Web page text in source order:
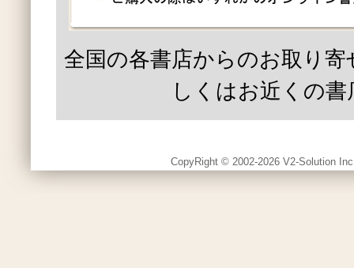
全国の各書店からのお取り
しくはお近くの書
CopyRight © 2002-2026 V2-Solution